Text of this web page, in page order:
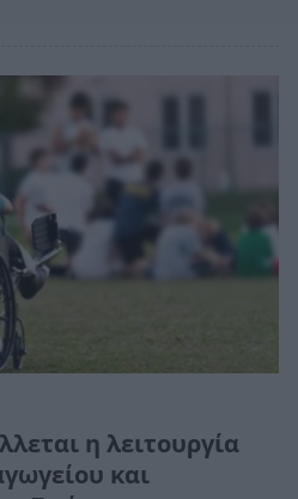
η λειτουργία
και